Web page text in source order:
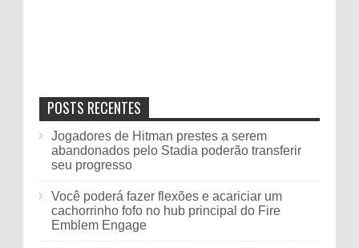
POSTS RECENTES
Jogadores de Hitman prestes a serem
abandonados pelo Stadia poderão transferir
seu progresso
Você poderá fazer flexões e acariciar um
cachorrinho fofo no hub principal do Fire
Emblem Engage